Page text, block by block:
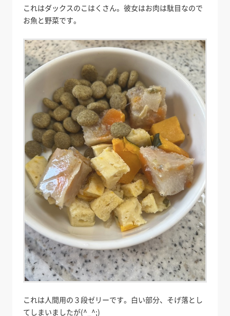
これはダックスのこはくさん。彼女はお肉は駄目なので
お魚と野菜です。
これは人間用の３段ゼリーです。白い部分、そげ落とし
てしまいましたが(^_^;)